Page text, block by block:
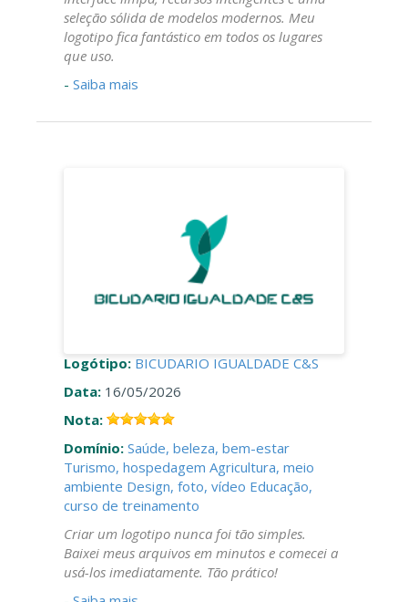
seleção sólida de modelos modernos. Meu
logotipo fica fantástico em todos os lugares
que uso.
- Saiba mais
Logótipo: BICUDARIO IGUALDADE C&S
Data: 16/05/2026
Nota:
Domínio: Saúde, beleza, bem-estar
Turismo, hospedagem Agricultura, meio
ambiente Design, foto, vídeo Educação,
curso de treinamento
Criar um logotipo nunca foi tão simples.
Baixei meus arquivos em minutos e comecei a
usá-los imediatamente. Tão prático!